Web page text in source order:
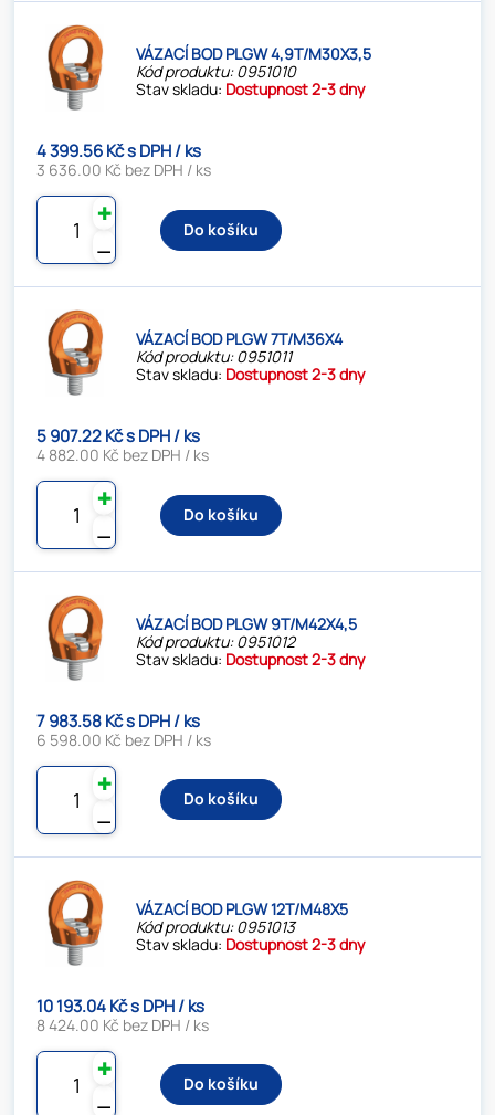
VÁZACÍ BOD PLGW 4,9T/M30X3,5
Kód produktu: 0951010
Stav skladu: Dostupnost 2-3 dny
4 399.56 Kč s DPH / ks
3 636.00 Kč bez DPH / ks
⚊
✚
Do košíku
VÁZACÍ BOD PLGW 7T/M36X4
Kód produktu: 0951011
Stav skladu: Dostupnost 2-3 dny
5 907.22 Kč s DPH / ks
4 882.00 Kč bez DPH / ks
⚊
✚
Do košíku
VÁZACÍ BOD PLGW 9T/M42X4,5
Kód produktu: 0951012
Stav skladu: Dostupnost 2-3 dny
7 983.58 Kč s DPH / ks
6 598.00 Kč bez DPH / ks
⚊
✚
Do košíku
VÁZACÍ BOD PLGW 12T/M48X5
Kód produktu: 0951013
Stav skladu: Dostupnost 2-3 dny
10 193.04 Kč s DPH / ks
8 424.00 Kč bez DPH / ks
⚊
✚
Do košíku